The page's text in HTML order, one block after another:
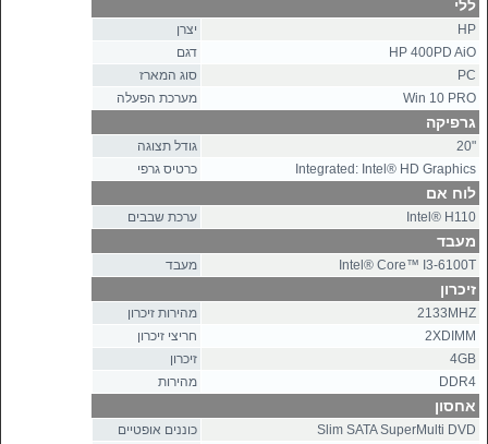
ללי
HP
יצרן
HP 400PD AiO
דגם
PC
סוג המארז
Win 10 PRO
מערכת הפעלה
גרפיקה
20"
גודל תצוגה
Integrated: Intel® HD Graphics
כרטיס גרפי
לוח אם
Intel® H110 ערכת שבבים
מעבד
Intel® Core™ I3-6100T מעבד
זיכרון
2133MHZ
מהירות זיכרון
2XDIMM
חריצי זיכרון
4GB
זיכרון
DDR4
מהירות
אחסון
Slim SATA SuperMulti DVD
כוננים אופטיים